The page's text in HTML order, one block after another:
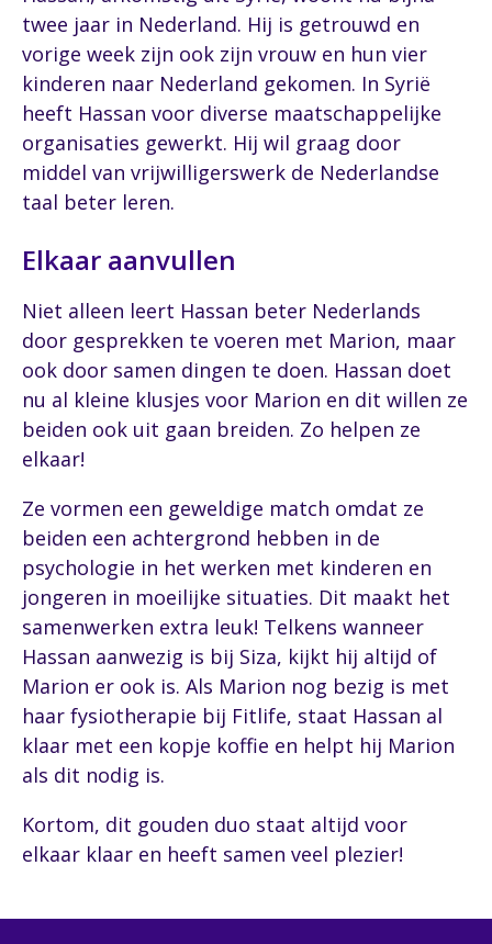
twee jaar in Nederland. Hij is getrouwd en
vorige week zijn ook zijn vrouw en hun vier
kinderen naar Nederland gekomen. In Syrië
heeft Hassan voor diverse maatschappelijke
organisaties gewerkt. Hij wil graag door
middel van vrijwilligerswerk de Nederlandse
taal beter leren.
Elkaar aanvullen
Niet alleen leert Hassan beter Nederlands
door gesprekken te voeren met Marion, maar
ook door samen dingen te doen. Hassan doet
nu al kleine klusjes voor Marion en dit willen ze
beiden ook uit gaan breiden. Zo helpen ze
elkaar!
Ze vormen een geweldige match omdat ze
beiden een achtergrond hebben in de
psychologie in het werken met kinderen en
jongeren in moeilijke situaties. Dit maakt het
samenwerken extra leuk! Telkens wanneer
Hassan aanwezig is bij Siza, kijkt hij altijd of
Marion er ook is. Als Marion nog bezig is met
haar fysiotherapie bij Fitlife, staat Hassan al
klaar met een kopje koffie en helpt hij Marion
als dit nodig is.
Kortom, dit gouden duo staat altijd voor
elkaar klaar en heeft samen veel plezier!